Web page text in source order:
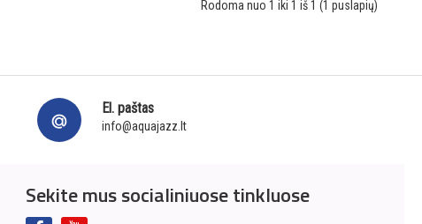
Rodoma nuo 1 iki 1 iš 1 (1 puslapių)
El. paštas
info@aquajazz.lt
Sekite mus socialiniuose tinkluose